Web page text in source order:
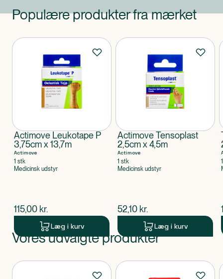
Populære produkter fra mærket
Produkter
Actimove Leukotape P
3,75cm x 13,7m
Actimove
1 stk
Medicinsk udstyr
$nuværende pris
115,00 kr.
Læg i kurv
Actimove Tensoplast
2,5cm x 4,5m
Actimove
1 stk
Medicinsk udstyr
$nuværende pris
52,10 kr.
Læg i kurv
Produkt 1 af 0
Vores udvalgte produkter
Produkter